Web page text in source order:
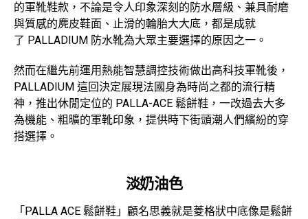
的軍靴鞋款，不論是令人印象深刻的防水層級、兼具耐磨
與質感的麂皮鞋面、止滑的輪胎大大底，都是成就
了 PALLADIUM 防水靴為大眾主要選擇的原因之一。
然而在繼先前運用熱能智慧調控技術做出高科技軍靴後，
PALLADIUM 這回決定展現法國身為時尚之都的流行精
神，推出休閒定位的 PALLA-ACE 鬆餅鞋，一改過去大多
為機能、粗曠的軍靴印象，提供時下街頭潮人們繽紛的穿
搭選擇。
淡奶油色
「PALLA ACE 鬆餅鞋」顧名思義就是菱格狀中底像是鬆餅